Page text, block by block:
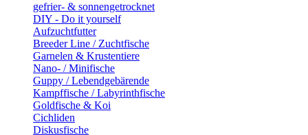
gefrier- & sonnengetrocknet
DIY - Do it yourself
Aufzuchtfutter
Breeder Line / Zuchtfische
Garnelen & Krustentiere
Nano- / Minifische
Guppy / Lebendgebärende
Kampffische / Labyrinthfische
Goldfische & Koi
Cichliden
Diskusfische